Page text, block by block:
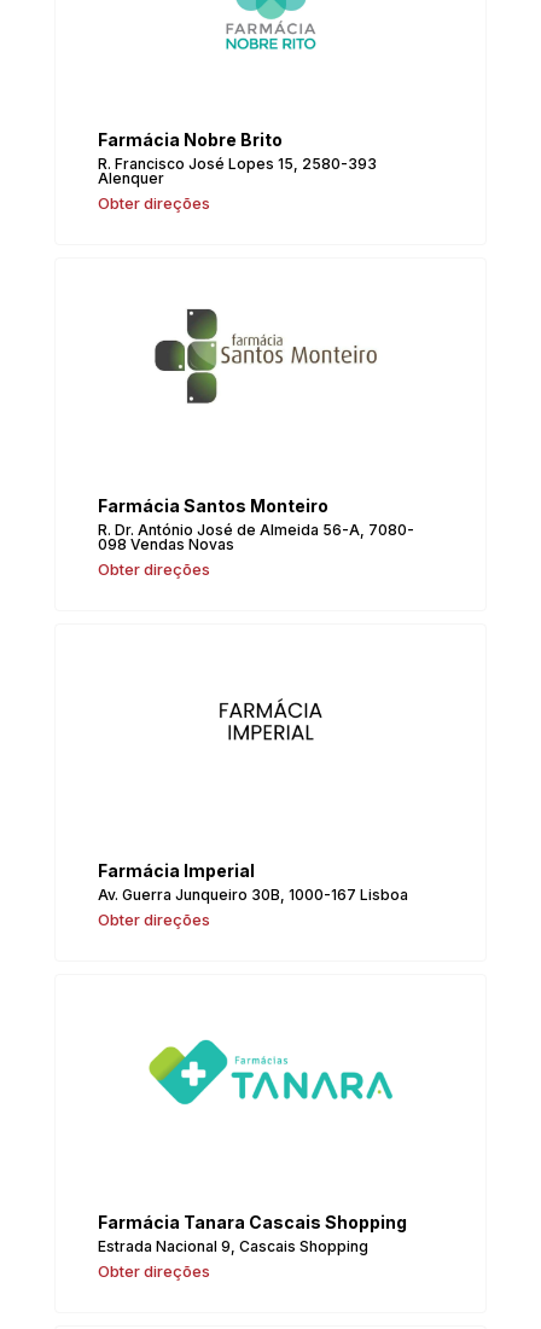
Farmácia Nobre Brito
R. Francisco José Lopes 15, 2580-393
Alenquer
Obter direções
Farmácia Santos Monteiro
R. Dr. António José de Almeida 56-A, 7080-
098 Vendas Novas
Obter direções
Farmácia Imperial
Av. Guerra Junqueiro 30B, 1000-167 Lisboa
Obter direções
Farmácia Tanara Cascais Shopping
Estrada Nacional 9, Cascais Shopping
Obter direções